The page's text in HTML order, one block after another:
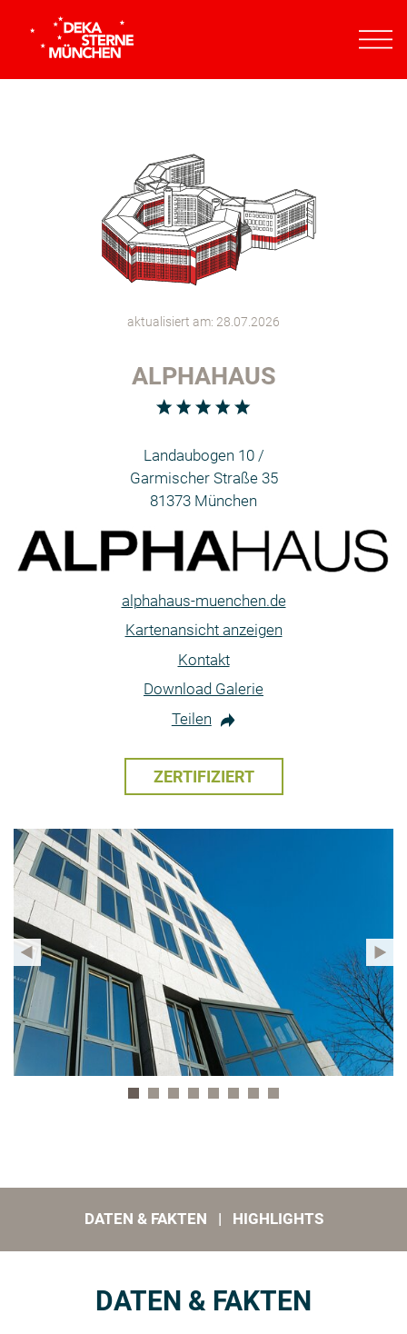
aktualisiert am: 28.07.2026
ALPHAHAUS
Landaubogen 10 /
Garmischer Straße 35
81373 München
alphahaus-muenchen.de
Kartenansicht anzeigen
Kontakt
Download Galerie
Teilen
ZERTIFIZIERT
DATEN & FAKTEN | HIGHLIGHTS
DATEN & FAKTEN